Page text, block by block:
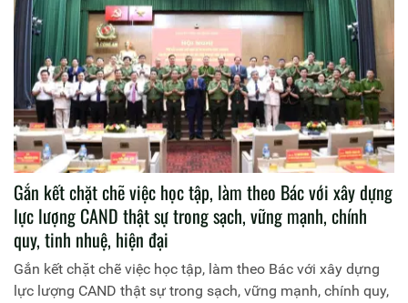
Gắn kết chặt chẽ việc học tập, làm theo Bác với xây dựng
lực lượng CAND thật sự trong sạch, vững mạnh, chính
quy, tinh nhuệ, hiện đại
Gắn kết chặt chẽ việc học tập, làm theo Bác với xây dựng
lực lượng CAND thật sự trong sạch, vững mạnh, chính quy,